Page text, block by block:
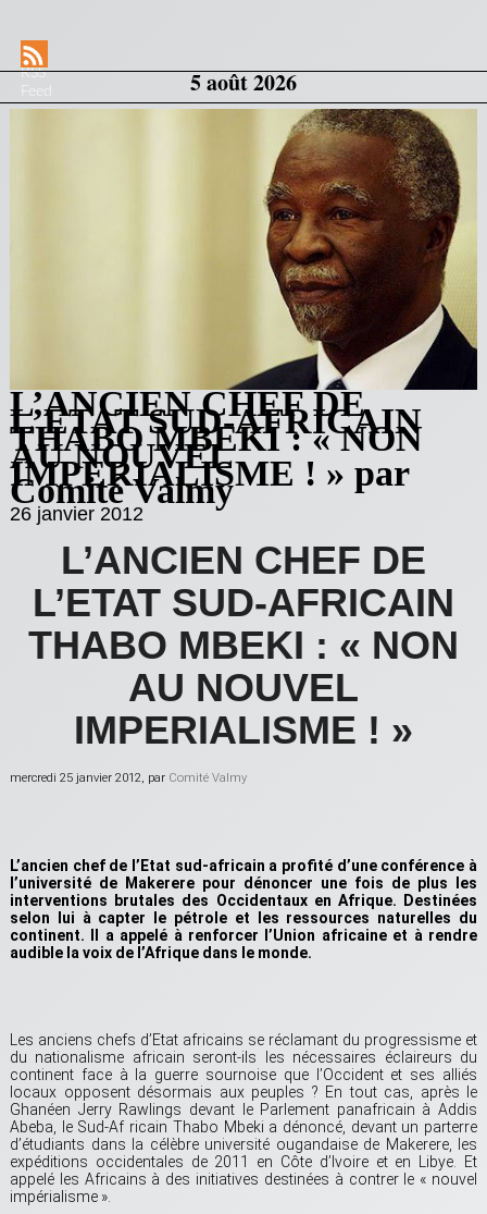
RSS
Feed
5 août 2026
L’ANCIEN CHEF DE
L’ETAT SUD-AFRICAIN
THABO MBEKI : « NON
AU NOUVEL
IMPERIALISME ! » par
Comité Valmy
26 janvier 2012
L’ANCIEN CHEF DE
L’ETAT SUD-AFRICAIN
THABO MBEKI : « NON
AU NOUVEL
IMPERIALISME ! »
mercredi 25 janvier 2012, par Comité Valmy
L’ancien chef de l’Etat sud-africain a profité d’une conférence à
l’université de Makerere pour dénoncer une fois de plus les
interventions brutales des Occidentaux en Afrique. Destinées
selon lui à capter le pétrole et les ressources naturelles du
continent. Il a appelé à renforcer l’Union africaine et à rendre
audible la voix de l’Afrique dans le monde.
Les anciens chefs d’Etat africains se réclamant du progressisme et
du nationalisme africain seront-ils les nécessaires éclaireurs du
continent face à la guerre sournoise que l’Occident et ses alliés
locaux opposent désormais aux peuples ? En tout cas, après le
Ghanéen Jerry Rawlings devant le Parlement panafricain à Addis
Abeba, le Sud-Af ricain Thabo Mbeki a dénoncé, devant un parterre
d’étudiants dans la célèbre université ougandaise de Makerere, les
expéditions occidentales de 2011 en Côte d’Ivoire et en Libye. Et
appelé les Africains à des initiatives destinées à contrer le « nouvel
impérialisme ».